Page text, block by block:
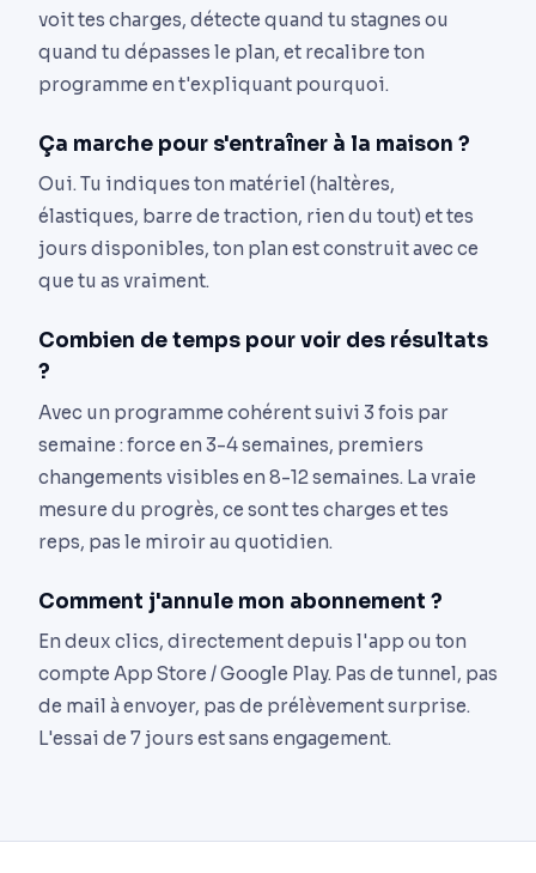
voit tes charges, détecte quand tu stagnes ou
quand tu dépasses le plan, et recalibre ton
programme en t'expliquant pourquoi.
Ça marche pour s'entraîner à la maison ?
Oui. Tu indiques ton matériel (haltères,
élastiques, barre de traction, rien du tout) et tes
jours disponibles, ton plan est construit avec ce
que tu as vraiment.
Combien de temps pour voir des résultats
?
Avec un programme cohérent suivi 3 fois par
semaine : force en 3-4 semaines, premiers
changements visibles en 8-12 semaines. La vraie
mesure du progrès, ce sont tes charges et tes
reps, pas le miroir au quotidien.
Comment j'annule mon abonnement ?
En deux clics, directement depuis l'app ou ton
compte App Store / Google Play. Pas de tunnel, pas
de mail à envoyer, pas de prélèvement surprise.
L'essai de 7 jours est sans engagement.